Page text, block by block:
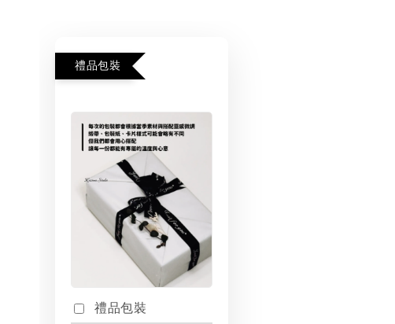
禮品包裝
禮品包裝